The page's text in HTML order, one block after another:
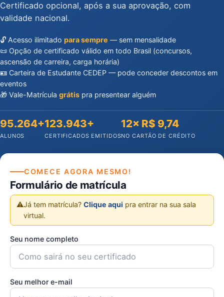
Certificado opcional, após a sua aprovação, com
validade nacional.
🔓 Acesso ilimitado para sempre — sem mensalidade
📜 Opção de certificado válido em todo Brasil (concursos,
ascensão de carreira, carga horária)
🪪 Carteira de Estudante CEDEP — pode conceder descontos em
eventos
🎁 Vale-Matrícula grátis pra presentear alguém
95.264+
ALUNOS
123.943+
CERTIFICADOS EMITIDOS
12× R$ 9,74
NO CARTÃO DE CRÉDITO
COMECE AGORA MESMO!
Formulário de matrícula
⚠️Já tem matrícula? Clique aqui pra entrar na sua sala
virtual.
Seu nome completo
Seu melhor e-mail